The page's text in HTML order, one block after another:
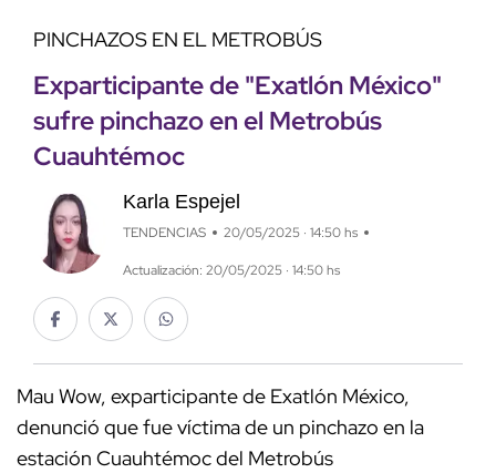
PINCHAZOS EN EL METROBÚS
Exparticipante de "Exatlón México"
sufre pinchazo en el Metrobús
Cuauhtémoc
Karla Espejel
TENDENCIAS 20/05/2025 · 14:50 hs
Actualización: 20/05/2025 · 14:50 hs
Mau Wow, exparticipante de Exatlón México,
denunció que fue víctima de un pinchazo en la
estación Cuauhtémoc del Metrobús